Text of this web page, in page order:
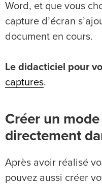
Word, et que vous
capture d’écran
document en cours.
Le didacticiel pour
captures.
Créer un
directement
Après avoir réalisé
pouvez aussi créer